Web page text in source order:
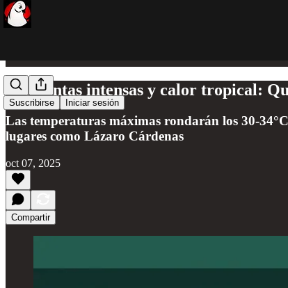
Suscribirse Iniciar sesión
Tormentas intensas y calor tropical:
Las temperaturas máximas rondarán los 30-
lugares como Lázaro Cárdenas
oct 07, 2025
Compartir